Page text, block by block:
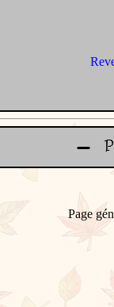
Page